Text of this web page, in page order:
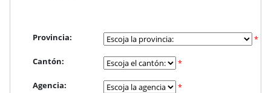
Provincia: *
Cantón: *
Agencia: *